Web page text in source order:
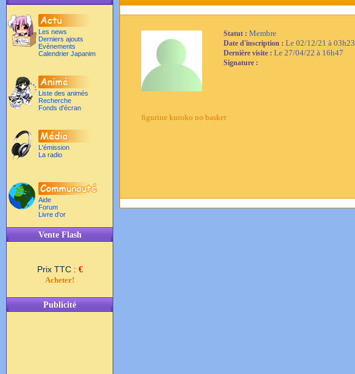
Les news
Derniers ajouts
Evènements
Calendrier Japanim
Liste des animés
Recherche
Fonds d'écran
L'émission
La radio
Aide
Forum
Livre d'or
Vente Flash
Prix TTC : €
Acheter!
Publicité
Statut : Membre
Date d'inscription : Le 02/12/21 à 03h23
Dernière visite : Le 27/04/22 à 16h47
Signature :
figurine kuroko no basket